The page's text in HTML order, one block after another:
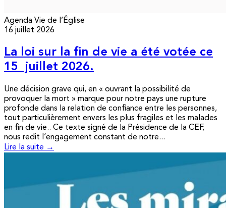
Agenda Vie de l’Église
16 juillet 2026
La loi sur la fin de vie a été votée ce
15 juillet 2026.
Une décision grave qui, en « ouvrant la possibilité de
provoquer la mort » marque pour notre pays une rupture
profonde dans la relation de confiance entre les personnes,
tout particulièrement envers les plus fragiles et les malades
en fin de vie.. Ce texte signé de la Présidence de la CEF,
nous redit l’engagement constant de notre...
Lire la suite →